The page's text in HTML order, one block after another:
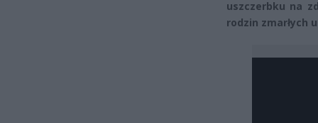
uszczerbku na
rodzin zmarłych